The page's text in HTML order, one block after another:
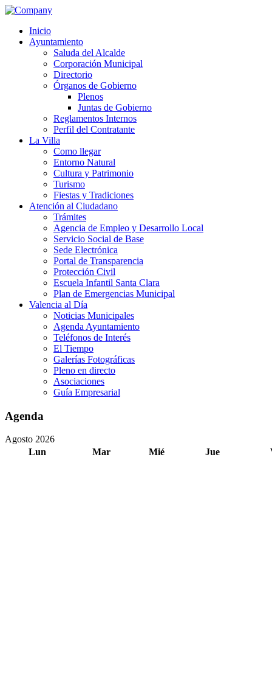
Inicio
Ayuntamiento
Saluda del Alcalde
Corporación Municipal
Directorio
Órganos de Gobierno
Plenos
Juntas de Gobierno
Reglamentos Internos
Perfil del Contratante
La Villa
Como llegar
Entorno Natural
Cultura y Patrimonio
Turismo
Fiestas y Tradiciones
Atención al Ciudadano
Trámites
Agencia de Empleo y Desarrollo Local
Servicio Social de Base
Sede Electrónica
Portal de Transparencia
Protección Civil
Escuela Infantil Santa Clara
Plan de Emergencias Municipal
Valencia al Día
Noticias Municipales
Agenda Ayuntamiento
Teléfonos de Interés
El Tiempo
Galerías Fotográficas
Pleno en directo
Asociaciones
Guía Empresarial
Agenda
Year
Month
Year
Month
Agosto 2026
Lun
Mar Mié Jue